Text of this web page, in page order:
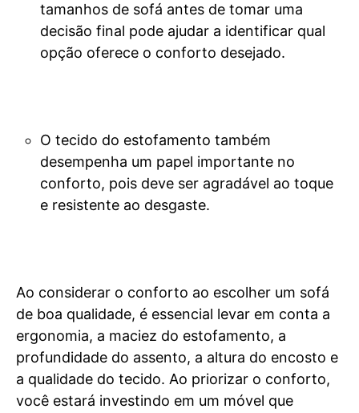
tamanhos de sofá antes de tomar uma
decisão final pode ajudar a identificar qual
opção oferece o conforto desejado.
O tecido do estofamento também
desempenha um papel importante no
conforto, pois deve ser agradável ao toque
e resistente ao desgaste.
Ao considerar o conforto ao escolher um sofá
de boa qualidade, é essencial levar em conta a
ergonomia, a maciez do estofamento, a
profundidade do assento, a altura do encosto e
a qualidade do tecido. Ao priorizar o conforto,
você estará investindo em um móvel que